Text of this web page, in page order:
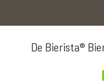
De Bierista®